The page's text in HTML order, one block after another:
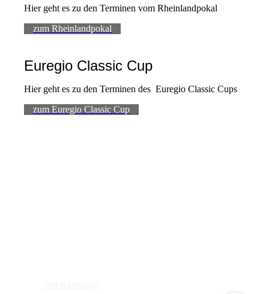
Hier geht es zu den Terminen vom Rheinlandpokal
zum Rheinlandpokal
Euregio Classic Cup
Hier geht es zu den Terminen des Euregio Classic Cups
zum Euregio Classic Cup